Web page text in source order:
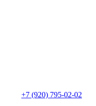
+7 (920) 795-02-02